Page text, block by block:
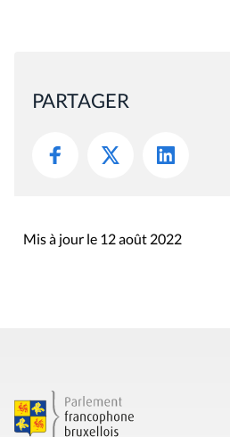
PARTAGER
Mis à jour le 12 août 2022